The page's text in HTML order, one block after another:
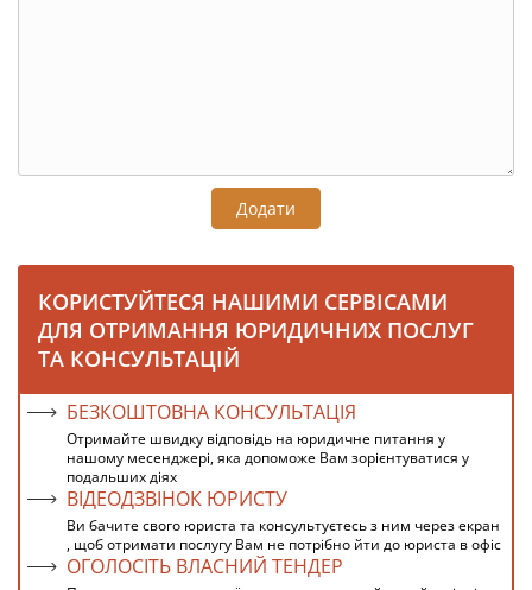
Додати
КОРИСТУЙТЕСЯ НАШИМИ СЕРВІСАМИ
ДЛЯ ОТРИМАННЯ ЮРИДИЧНИХ ПОСЛУГ
ТА КОНСУЛЬТАЦІЙ
БЕЗКОШТОВНА КОНСУЛЬТАЦІЯ
Отримайте швидку відповідь на юридичне питання у
нашому месенджері, яка допоможе Вам зорієнтуватися у
подальших діях
ВІДЕОДЗВІНОК ЮРИСТУ
Ви бачите свого юриста та консультуєтесь з ним через екран
, щоб отримати послугу Вам не потрібно йти до юриста в офіс
ОГОЛОСІТЬ ВЛАСНИЙ ТЕНДЕР